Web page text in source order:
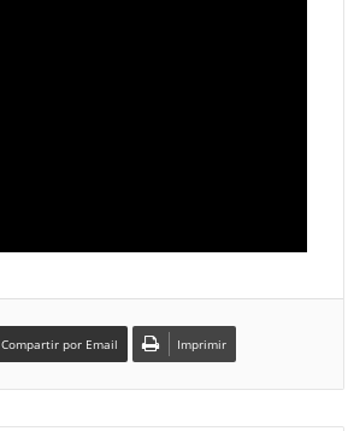
Compartir por Email Imprimir